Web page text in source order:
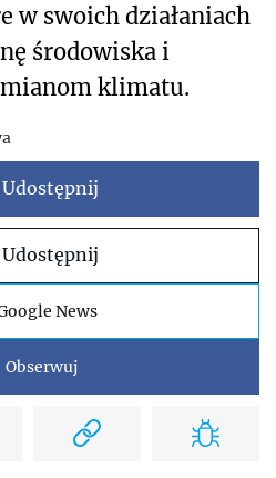
w swoich działaniach
środowiska i
klimatu.
Udostępnij
Udostępnij
News
Obserwuj